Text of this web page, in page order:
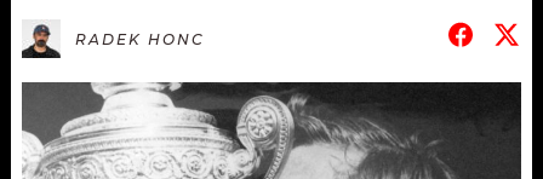
ROZHOVORY
KALENDÁŘ
RÁDIO
APLIKACE
PROGRAM
SOUTĚŽE
RADEK HONC